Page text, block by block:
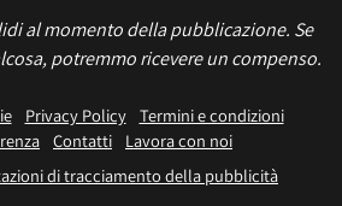
al momento della pubblicazione. Se
potremmo ricevere un compenso.
Privacy Policy
Termini e condizioni
Contatti
Lavora con noi
di tracciamento della pubblicità